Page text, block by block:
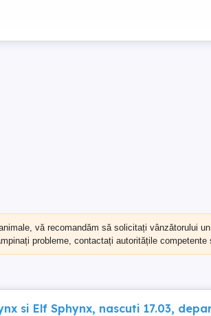
vă recomandăm să solicitați vânzătorului
probleme, contactați autoritățile
si Elf Sphynx, nascuti 17.03,